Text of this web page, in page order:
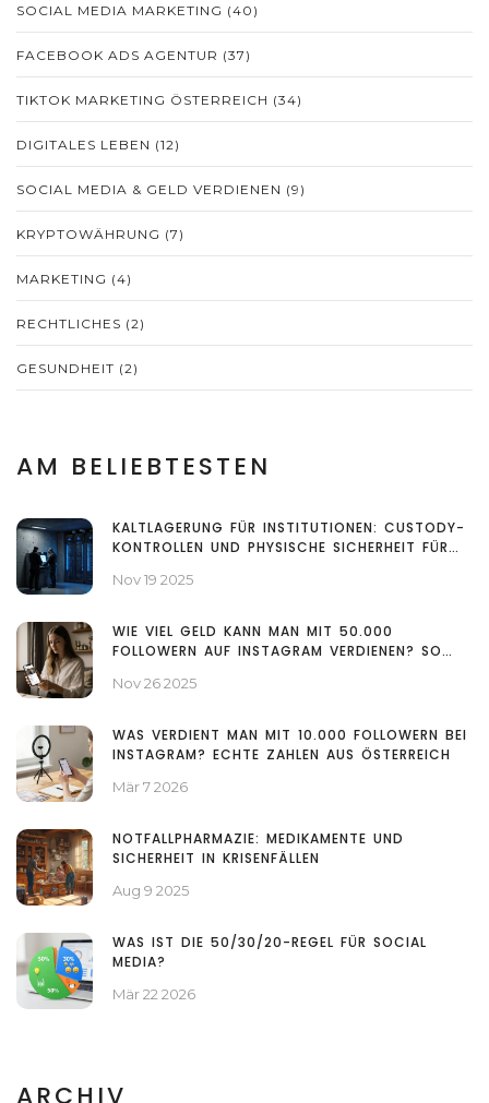
SOCIAL MEDIA MARKETING (40)
FACEBOOK ADS AGENTUR (37)
TIKTOK MARKETING ÖSTERREICH (34)
DIGITALES LEBEN (12)
SOCIAL MEDIA & GELD VERDIENEN (9)
KRYPTOWÄHRUNG (7)
MARKETING (4)
RECHTLICHES (2)
GESUNDHEIT (2)
AM BELIEBTESTEN
KALTLAGERUNG FÜR INSTITUTIONEN: CUSTODY-
KONTROLLEN UND PHYSISCHE SICHERHEIT FÜR
Nov 19 2025
WIE VIEL GELD KANN MAN MIT 50.000
FOLLOWERN AUF INSTAGRAM VERDIENEN? SO
Nov 26 2025
WAS VERDIENT MAN MIT 10.000 FOLLOWERN BEI
INSTAGRAM? ECHTE ZAHLEN AUS ÖSTERREICH
Mär 7 2026
NOTFALLPHARMAZIE: MEDIKAMENTE UND
SICHERHEIT IN KRISENFÄLLEN
Aug 9 2025
WAS IST DIE 50/30/20-REGEL FÜR SOCIAL
MEDIA?
Mär 22 2026
ARCHIV